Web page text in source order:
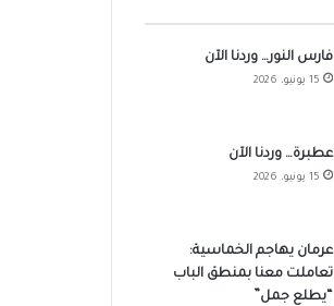
فارس النور… وردنا الآن
15 يونيو، 2026
عطبرة… وردنا الآن
15 يونيو، 2026
عرمان يهاجم الخماسية:
تعاملت معنا بمنطق الباب
“يطلع جمل”